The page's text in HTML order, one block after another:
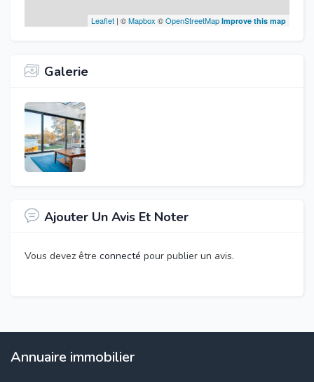
Leaflet | ©Mapbox ©OpenStreetMap Improve this map
Galerie
Ajouter Un Avis Et Noter
Vous devez être connecté pour publier un avis.
Annuaire immobilier